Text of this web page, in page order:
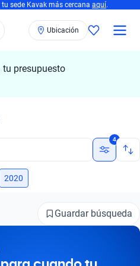
sede Kavak más cercana aquí.
Ubicación
tu presupuesto
4
2020
Guardar búsqueda